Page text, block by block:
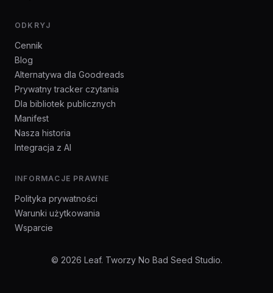
ODKRYJ
Cennik
Blog
Alternatywa dla Goodreads
Prywatny tracker czytania
Dla bibliotek publicznych
Manifest
Nasza historia
Integracja z AI
INFORMACJE PRAWNE
Polityka prywatności
Warunki użytkowania
Wsparcie
© 2026 Leaf. Tworzy No Bad Seed Studio.